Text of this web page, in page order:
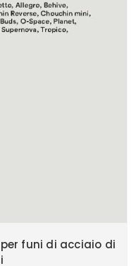
funi di acciaio di